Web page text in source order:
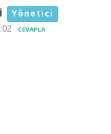
Yönetici
CEVAPLA